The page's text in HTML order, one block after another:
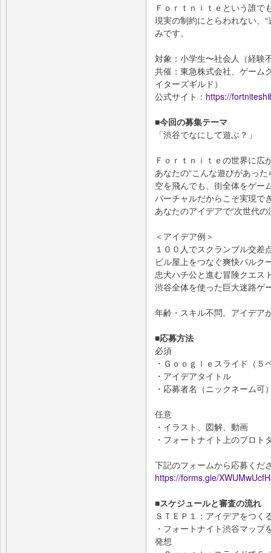
Ｆｏｒｔｎｉｔｅという誰で
現実の制約にとらわれない、
みです。
対象：小学生〜社会人（経験
共催：東急株式会社、ゲーム
イターズギルド）
公式サイト： https://
■今回の募集テーマ
「渋谷でなにして遊ぶ？」
Ｆｏｒｔｎｉｔｅの世界に広
あなたの“こんな遊びがあっ
空を飛んでも、街全体をゲー
バーチャルだからこそ実現で
あなたのアイデアで“次世代
＜アイデア例＞
１００人でスクランブル交差
ビル屋上をつなぐ爽快パルク
忠犬ハチ公と進む冒険クエス
渋谷全体を使った巨大迷路ゲ
年齢・スキル不問。アイデア
■応募方法
必須
・Ｇｏｏｇｌｅスライド（５
・アイデアタイトル
・応募者名（ニックネーム可
任意
・イラスト、図解、動画
・フォートナイト上のプロト
下記のフォームから応募くだ
https://forms.gle/
■スケジュールと審査の流れ
ＳＴＥＰ１：アイデアをつく
・フォートナイト渋谷マッ
発想